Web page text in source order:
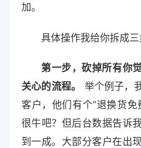
加。
具体操作我给你拆成三
第一步，砍掉所有你
关心的流程。
举个例子，
客户，他们有个“退换货
很牛吧？但后台数据告诉
到一成。大部分客户在出